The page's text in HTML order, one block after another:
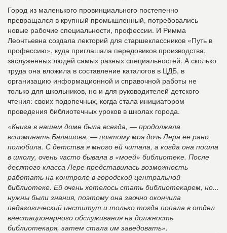
Город из маленького провинциального постепенно
превращался в крупный промышленный, потребовались
новые рабочие специальности, профессии. И Римма
Леонтьевна создала лекторий для старшеклассников «Путь в
профессию», куда приглашала передовиков производства,
заслуженных людей самых разных специальностей. А сколько
труда она вложила в составление каталогов в ЦДБ, в
организацию информационной и справочной работы не
только для школьников, но и для руководителей детского
чтения: своих подопечных, когда стала инициатором
проведения библиотечных уроков в школах города.
«Книга в нашем доме была всегда, — продолжала
вспоминать Балашова, — поэтому моя дочь Лера ее рано
полюбила. С детства я много ей читала, а когда она пошла
в школу, очень часто бывала в «моей» библиотеке. После
десятого класса Лере представилась возможность
работать на контроле в городской центральной
библиотеке. Ей очень хотелось стать библиотекарем, но...
нужны были знания, поэтому она заочно окончила
педагогический институт и только тогда попала в отдел
внестационарного обслуживания на должность
библиотекаря, затем стала им заведовать».